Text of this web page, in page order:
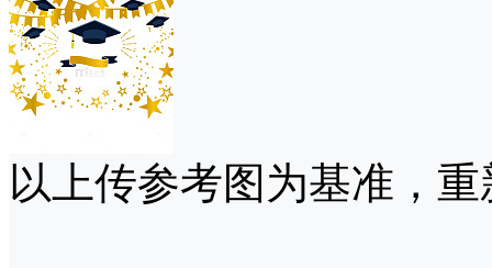
以上传参考图为基准，